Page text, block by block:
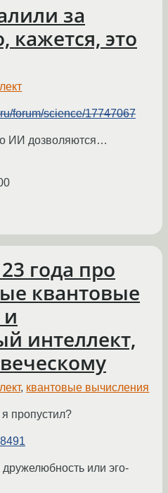
за
кажется, это
forum/science/17747067
ИИ дозволяются…
года про
квантовые
интеллект,
, квантовые вычисления
пропустил?
или эго-